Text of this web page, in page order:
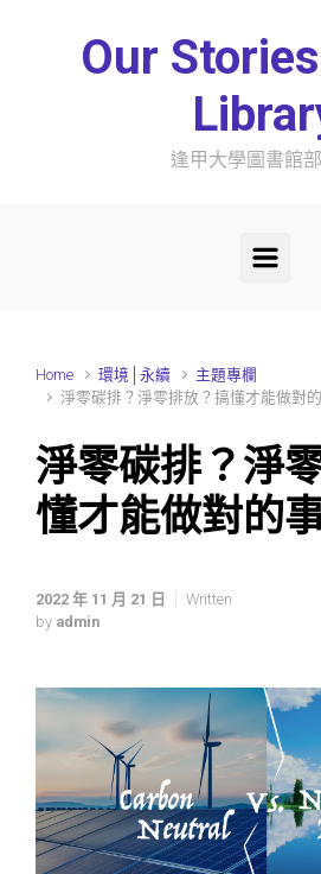
Our
逢甲大學圖書館
Home 環境│永續
主題專欄
淨零碳排？淨零排放？搞懂才能做對的
淨零碳排？淨
懂才能做對的
2022 年 11 月 21 日
Written
by admin